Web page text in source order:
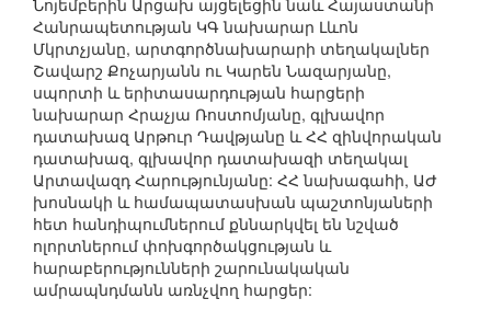
Նոյեմբերին Արցախ այցելեցին նաև Հայաստանի
Հանրապետության ԿԳ նախարար Լևոն
Մկրտչյանը, արտգործնախարարի տեղակալներ
Շավարշ Քոչարյանն ու Կարեն Նազարյանը,
սպորտի և երիտասարդության հարցերի
նախարար Հրաչյա Ռոստոմյանը, գլխավոր
դատախազ Արթուր Դավթյանը և ՀՀ զինվորական
դատախազ, գլխավոր դատախազի տեղակալ
Արտավազդ Հարությունյանը: ՀՀ նախագահի, ԱԺ
խոսնակի և համապատասխան պաշտոնյաների
հետ հանդիպումներում քննարկվել են նշված
ոլորտներում փոխգործակցության և
հարաբերությունների շարունակական
ամրապնդմանն առնչվող հարցեր: